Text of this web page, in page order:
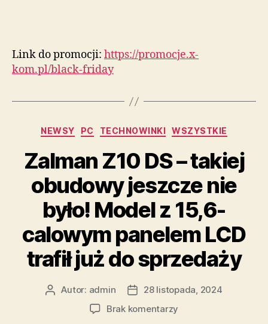
Link do promocji: https://promocje.x-
kom.pl/black-friday
Kategorie
NEWSY PC TECHNOWINKI WSZYSTKIE
Zalman Z10 DS – takiej
obudowy jeszcze nie
było! Model z 15,6-
calowym panelem LCD
trafił już do sprzedaży
AutorAutor: admin
Data28 listopada, 2024
Brak komentarzy